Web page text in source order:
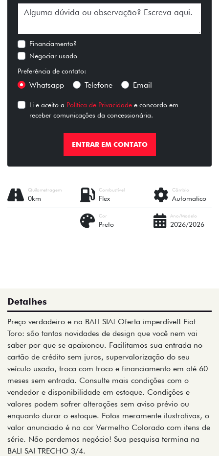
Financiamento?
Negociar usado
Preferência de contato:
Whatsapp Telefone Email
Li e aceito a Política de Privacidade e concordo em
receber comunicações da concessionária.
ENTRAR EM CONTATO
Câmbio
Automatico
Combustível
Flex
Quilometragem
0km
Ano/Modelo
2026/2026
Cor
Preto
Detalhes
Preço verdadeiro e na BALI SIA! Oferta imperdível! Fiat
Toro: são tantas novidades de design que você nem vai
saber por que se apaixonou. Facilitamos sua entrada no
cartão de crédito sem juros, supervalorização do seu
veículo usado, troca com troco e financiamento em até 60
meses sem entrada. Consulte mais condições com o
vendedor e disponibilidade em estoque. Condições e
valores podem sofrer alterações sem aviso prévio ou
enquanto durar o estoque. Fotos meramente ilustrativas, o
valor anunciado é na cor Vermelho Colorado com itens de
série. Não perdemos negócio! Sua pesquisa termina na
BALI SAI TRECHO 3/4.